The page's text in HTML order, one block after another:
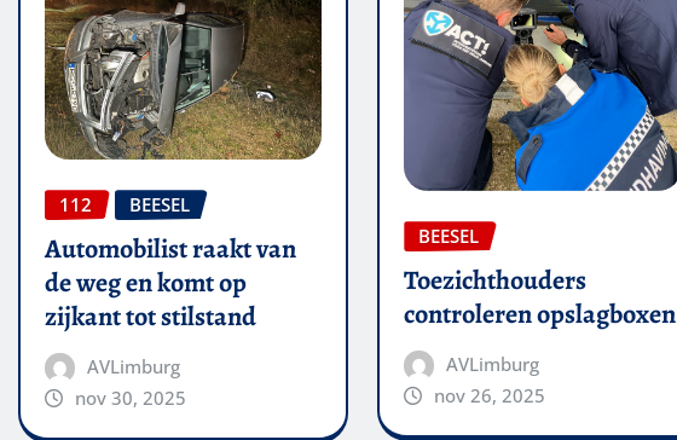
112 BEESEL
Automobilist raakt van
de weg en komt op
zijkant tot stilstand
AVLimburg
nov 30, 2025
BEESEL
Toezichthouders
controleren opslagboxen
AVLimburg
nov 26, 2025